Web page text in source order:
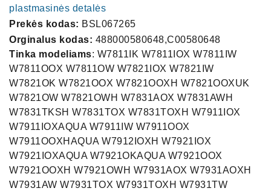
plastmasinės detalės
Prekės kodas: BSL067265
Orginalus kodas: 488000580648,C00580648
Tinka modeliams: W7811IK W7811IOX W7811IW
W7811OOX W7811OW W7821IOX W7821IW
W7821OK W7821OOX W7821OOXH W7821OOXUK
W7821OW W7821OWH W7831AOX W7831AWH
W7831TKSH W7831TOX W7831TOXH W7911IOX
W7911IOXAQUA W7911IW W7911OOX
W7911OOXHAQUA W7912IOXH W7921IOX
W7921IOXAQUA W7921OKAQUA W7921OOX
W7921OOXH W7921OWH W7931AOX W7931AOXH
W7931AW W7931TOX W7931TOXH W7931TW